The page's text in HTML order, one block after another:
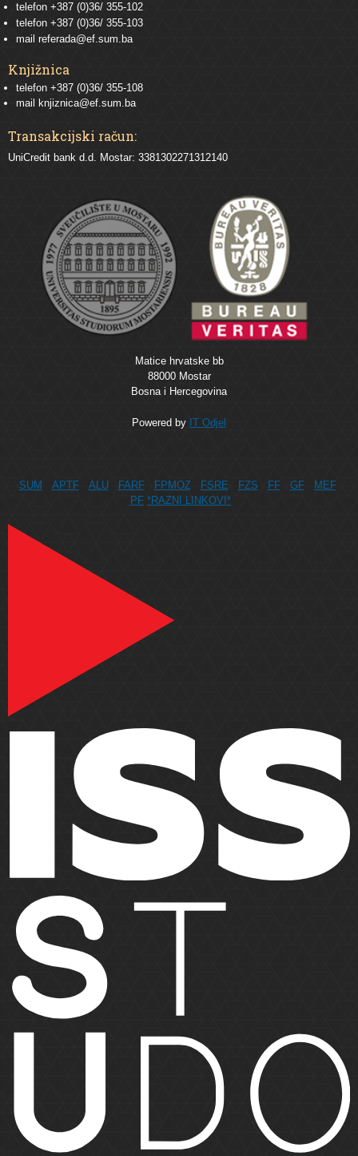
telefon +387 (0)36/ 355-102
telefon +387 (0)36/ 355-103
mail referada@ef.sum.ba
Knjižnica
telefon +387 (0)36/ 355-108
mail
knjiznica@ef.sum.ba
Transakcijski račun:
UniCredit bank d.d. Mostar: 3381302271312140
Matice hrvatske bb
88000 Mostar
Bosna i Hercegovina
Powered by IT Odjel
SUM APTF ALU FARF FPMOZ FSRE FZS FF GF
MEF
PF *RAZNI LINKOVI*